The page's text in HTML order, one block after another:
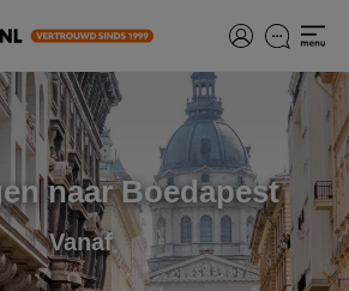
naar Boedapest
Vanaf